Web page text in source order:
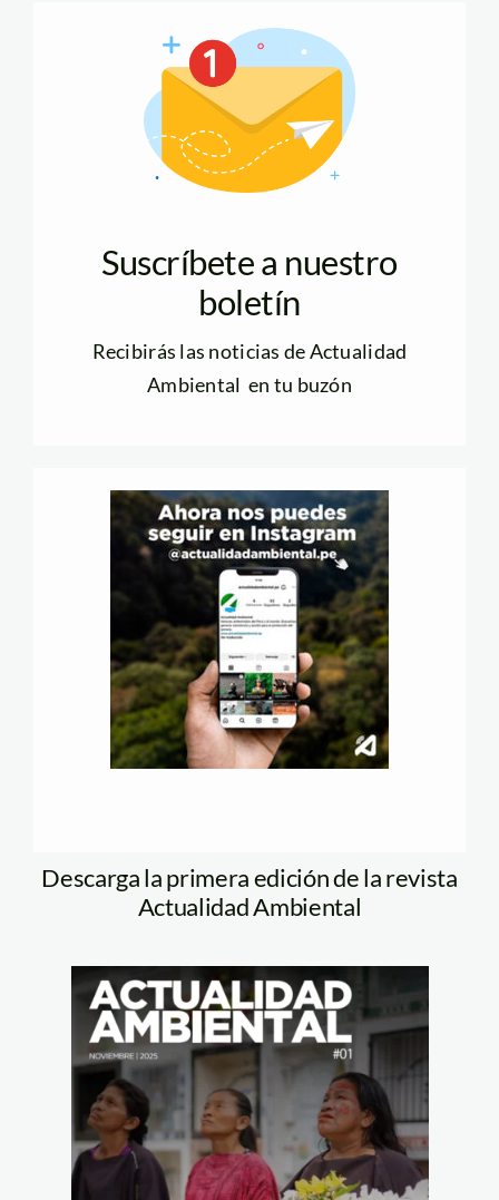
Suscríbete a nuestro
boletín
Recibirás las noticias de Actualidad
Ambiental en tu buzón
Descarga la primera edición de la revista
Actualidad Ambiental